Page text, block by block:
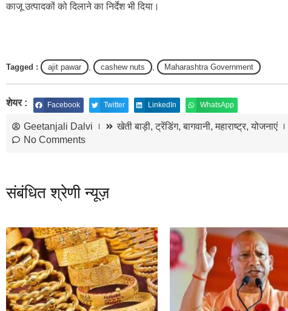
काजू उत्पादकों को दिलाने का निर्देश भी दिया।
Tagged : ajit pawar cashew nuts Maharashtra Government
शेयर : Facebook Twitter LinkedIn WhatsApp
Geetanjali Dalvi खेती बाड़ी,ट्रेंडिंग,बागवानी,महाराष्ट्र,योजनाएं
No Comments
संबंधित श्रेणी न्यूज़